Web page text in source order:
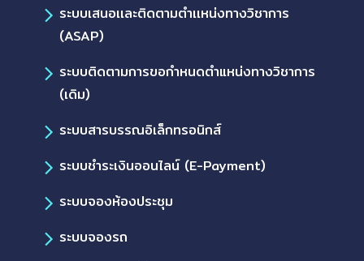
ระบบเสนอเเละติดตามตำเเหน่งทางวิชาการ
(ASAP)
ระบบติดตามการขอกำหนดตำแหน่งทางวิชาการ
(เดิม)
ระบบสารบรรณอิเล็กทรอนิกส์
ระบบชำระเงินออนไลน์ (E-Payment)
ระบบจองห้องประชุม
ระบบจองรถ